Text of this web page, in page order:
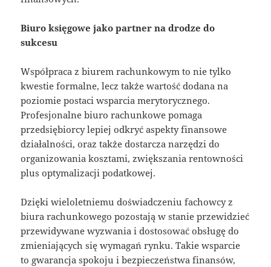
Biuro księgowe jako partner na drodze do
sukcesu
Współpraca z biurem rachunkowym to nie tylko
kwestie formalne, lecz także wartość dodana na
poziomie postaci wsparcia merytorycznego.
Profesjonalne biuro rachunkowe pomaga
przedsiębiorcy lepiej odkryć aspekty finansowe
działalności, oraz także dostarcza narzędzi do
organizowania kosztami, zwiększania rentowności
plus optymalizacji podatkowej.
Dzięki wieloletniemu doświadczeniu fachowcy z
biura rachunkowego pozostają w stanie przewidzieć
przewidywane wyzwania i dostosować obsługę do
zmieniających się wymagań rynku. Takie wsparcie
to gwarancja spokoju i bezpieczeństwa finansów,